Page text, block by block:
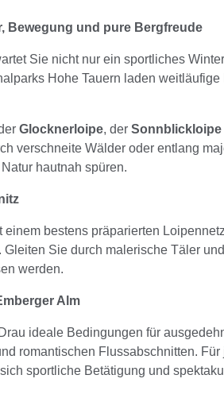
Bewegung und pure Bergfreude
Sie nicht nur ein sportliches
Hohe Tauern laden
Glocknerloipe, der Sonnblickloipe
verschneite Wälder oder entlang
hautnah spüren.
einem bestens präparierten
Sie durch malerische Täler
werden.
Alm
ideale Bedingungen für
romantischen Flussabschnitten.
sportliche Betätigung und